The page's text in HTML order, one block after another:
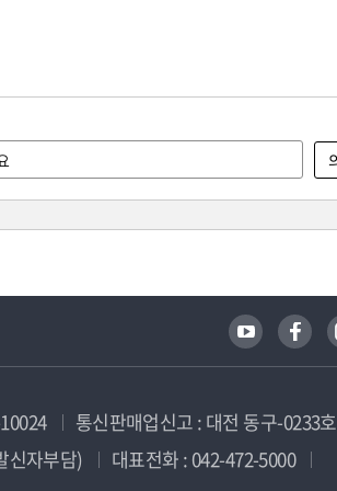
통신판매업신고 : 대전 동구-0233호
신자부담)
대표전화 : 042-472-5000